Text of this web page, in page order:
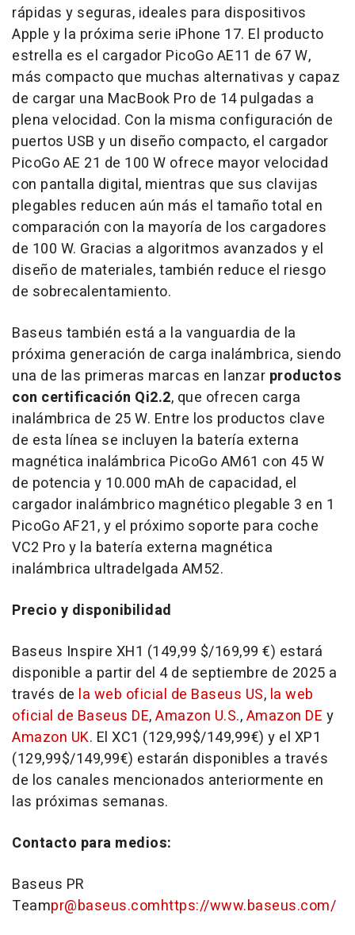
rápidas y seguras, ideales para dispositivos
Apple y la próxima serie iPhone 17. El producto
estrella es el cargador PicoGo AE11 de 67 W,
más compacto que muchas alternativas y capaz
de cargar una MacBook Pro de 14 pulgadas a
plena velocidad. Con la misma configuración de
puertos USB y un diseño compacto, el cargador
PicoGo AE 21 de 100 W ofrece mayor velocidad
con pantalla digital, mientras que sus clavijas
plegables reducen aún más el tamaño total en
comparación con la mayoría de los cargadores
de 100 W. Gracias a algoritmos avanzados y el
diseño de materiales, también reduce el riesgo
de sobrecalentamiento.
Baseus también está a la vanguardia de la
próxima generación de carga inalámbrica, siendo
una de las primeras marcas en lanzar productos
con certificación Qi2.2, que ofrecen carga
inalámbrica de 25 W. Entre los productos clave
de esta línea se incluyen la batería externa
magnética inalámbrica PicoGo AM61 con 45 W
de potencia y 10.000 mAh de capacidad, el
cargador inalámbrico magnético plegable 3 en 1
PicoGo AF21, y el próximo soporte para coche
VC2 Pro y la batería externa magnética
inalámbrica ultradelgada AM52.
Precio y disponibilidad
Baseus Inspire XH1 (149,99 $/169,99 €) estará
disponible a partir del 4 de septiembre de 2025 a
través de la web oficial de Baseus US, la web
oficial de Baseus DE,Amazon U.S.,Amazon DE y
Amazon UK. El XC1 (129,99$/149,99€) y el XP1
(129,99$/149,99€) estarán disponibles a través
de los canales mencionados anteriormente en
las próximas semanas.
Contacto para medios:
Baseus PR
Teampr@baseus.comhttps://www.baseus.com/